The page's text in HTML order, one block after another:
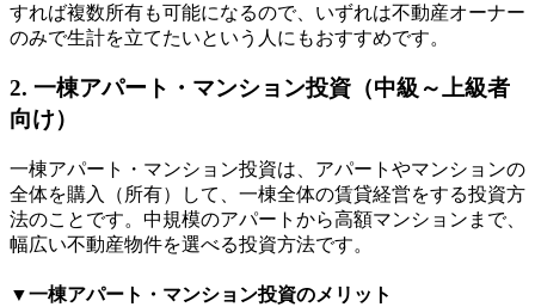
すれば複数所有も可能になるので、いずれは不動産オーナー
のみで生計を立てたいという人にもおすすめです。
2. 一棟アパート・マンション投資（中級～上級者
向け）
一棟アパート・マンション投資は、アパートやマンションの
全体を購入（所有）して、一棟全体の賃貸経営をする投資方
法のことです。中規模のアパートから高額マンションまで、
幅広い不動産物件を選べる投資方法です。
▼一棟アパート・マンション投資のメリット